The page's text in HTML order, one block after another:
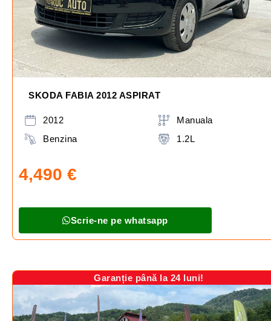
SKODA FABIA 2012 ASPIRAT
2012
Benzina
Manuala
1.2L
4,490 €
Scrie-ne pe whatsapp
Garanție până la 24 luni!